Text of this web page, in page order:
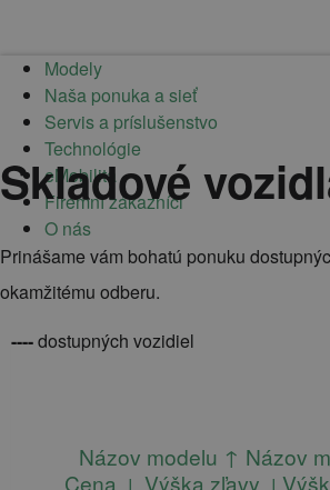
Modely
Naša ponuka a sieť
Servis a príslušenstvo
Technológie
eMobilita
Firemní zákazníci
O nás
Skladové
Prinášame vám bohatú ponuku
okamžitému odberu.
----dostupných vozidiel
Názov modelu ↑ Názov
Cena ↓ Výška zľavy ↓